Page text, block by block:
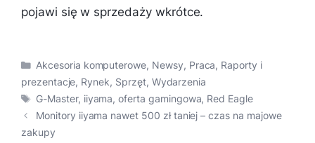
pojawi się w sprzedaży wkrótce.
Kategorie
Akcesoria komputerowe, Newsy, Praca, Raporty i
prezentacje, Rynek, Sprzęt, Wydarzenia
Tagi
G-Master, iiyama,oferta gamingowa, Red Eagle
Monitory iiyama nawet 500 zł taniej – czas na majowe
zakupy